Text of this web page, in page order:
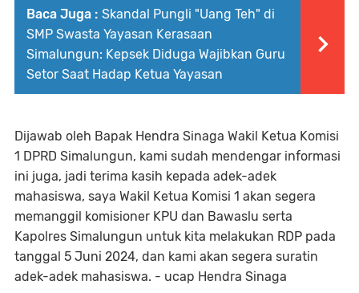
Baca Juga : Skandal Pungli "Uang Teh" di
SMP Swasta Yayasan Kerasaan
Simalungun: Kepsek Diduga Wajibkan Guru
Setor Saat Hadap Ketua Yayasan
Dijawab oleh Bapak Hendra Sinaga Wakil Ketua Komisi
1 DPRD Simalungun, kami sudah mendengar informasi
ini juga, jadi terima kasih kepada adek-adek
mahasiswa, saya Wakil Ketua Komisi 1 akan segera
memanggil komisioner KPU dan Bawaslu serta
Kapolres Simalungun untuk kita melakukan RDP pada
tanggal 5 Juni 2024, dan kami akan segera suratin
adek-adek mahasiswa. - ucap Hendra Sinaga